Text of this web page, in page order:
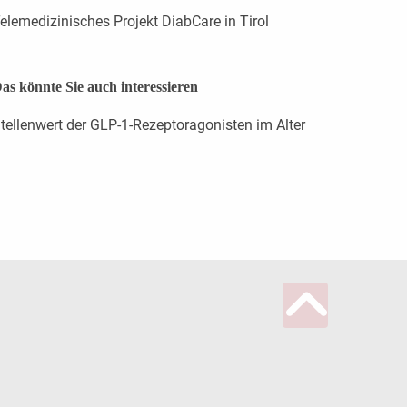
Projekt DiabCare in Tirol
könnte Sie auch interessieren
der GLP-1-Rezeptoragonisten im Alter